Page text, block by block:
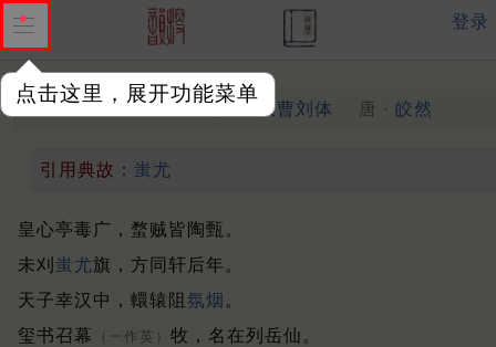
点击这里，展开功能菜单
登录
奉送袁高使君诏徵赴行在效曹刘体 唐 · 皎然
引用典故： 蚩尤
皇心亭毒广，蝥贼皆陶甄。
未刈 蚩尤旗，方同轩后年。
天子幸汉中，轘辕阻 氛烟 。
玺书召幕
（一作英） 牧，名在列岳仙。